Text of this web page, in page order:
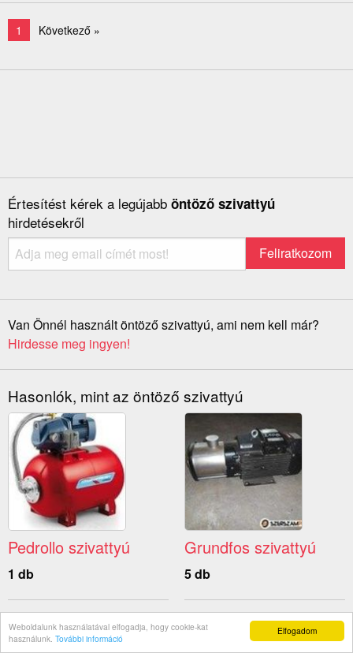
Elfogadom
Weboldalunk használatával elfogadja, hogy cookie-kat
használunk. További információ
1 Következő »
Értesítést kérek a legújabb öntöző szivattyú
hirdetésekről
Van Önnél használt öntöző szivattyú, ami nem kell már?
Hirdesse meg ingyen!
Hasonlók, mint az öntöző szivattyú
Pedrollo szivattyú
1 db
Grundfos szivattyú
5 db